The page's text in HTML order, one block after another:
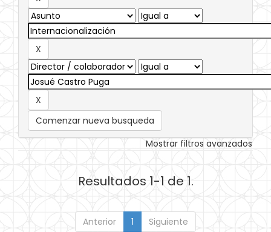
Comenzar nueva busqueda
Mostrar filtros avanzados
Resultados 1-1 de 1.
Anterior 1 Siguiente